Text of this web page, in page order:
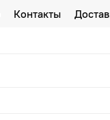
Контакты